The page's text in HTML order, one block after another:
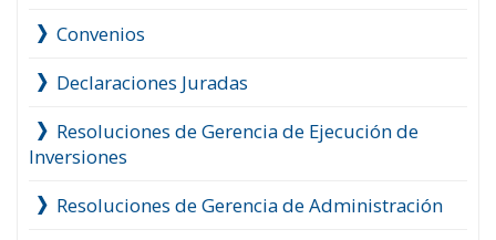
Convenios
Declaraciones Juradas
Resoluciones de Gerencia de Ejecución de
Inversiones
Resoluciones de Gerencia de Administración